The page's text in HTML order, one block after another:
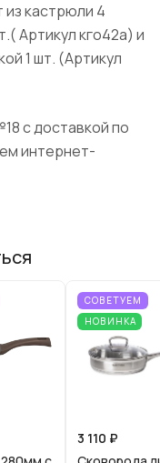
из кастрюли 4
Артикулкго42а) и
1 шт. (Артикул
с доставкой по
интернет-
СОВЕТУЕМ
НОВИНКА
3 110 ₽